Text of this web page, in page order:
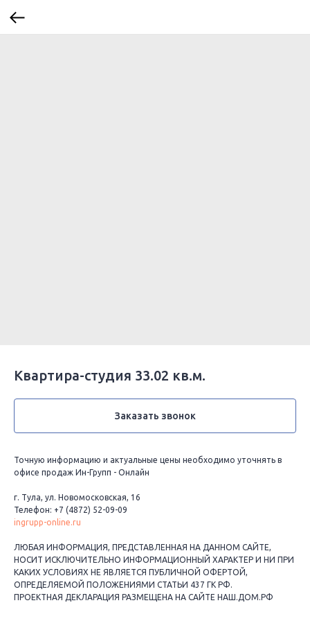
Квартира-студия 33.02 кв.м.
Заказать звонок
Точную информацию и актуальные цены необходимо уточнять в
офисе продаж Ин-Групп - Онлайн
г. Тула, ул. Новомосковская, 16
Телефон: +7 (4872) 52-09-09
ingrupp-online.ru
ЛЮБАЯ ИНФОРМАЦИЯ, ПРЕДСТАВЛЕННАЯ НА ДАННОМ САЙТЕ,
НОСИТ ИСКЛЮЧИТЕЛЬНО ИНФОРМАЦИОННЫЙ ХАРАКТЕР И НИ ПРИ
КАКИХ УСЛОВИЯХ НЕ ЯВЛЯЕТСЯ ПУБЛИЧНОЙ ОФЕРТОЙ,
ОПРЕДЕЛЯЕМОЙ ПОЛОЖЕНИЯМИ СТАТЬИ 437 ГК РФ.
ПРОЕКТНАЯ ДЕКЛАРАЦИЯ РАЗМЕЩЕНА НА САЙТЕ НАШ.ДОМ.РФ